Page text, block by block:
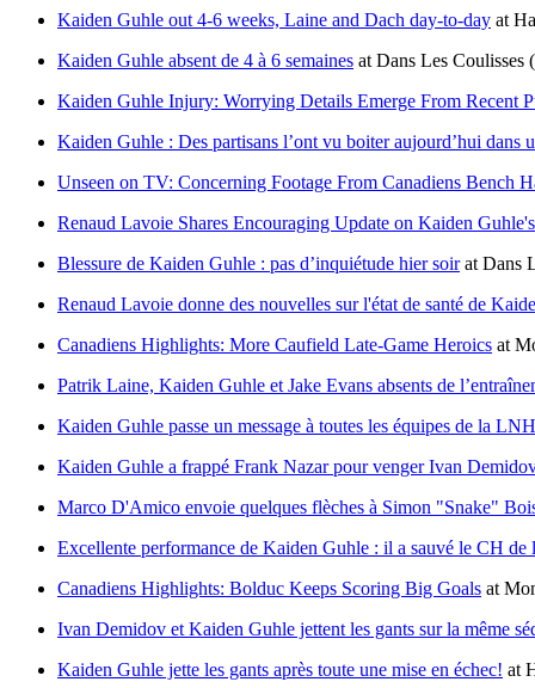
Kaiden Guhle out 4-6 weeks, Laine and Dach day-to-day at
Kaiden Guhle absent de 4 à 6 semaines at Dans Les Coulisses
Kaiden Guhle Injury: Worrying Details Emerge From Recent
Kaiden Guhle : Des partisans l’ont vu boiter aujourd’hui dans
Unseen on TV: Concerning Footage From Canadiens Bench
Renaud Lavoie Shares Encouraging Update on Kaiden
Blessure de Kaiden Guhle : pas d’inquiétude hier soirat Dans
Renaud Lavoie donne des nouvelles sur l'état de santé de
Canadiens Highlights: More Caufield Late-Game Heroics at
Patrik Laine, Kaiden Guhle et Jake Evans absents de
Kaiden Guhle passe un message à toutes les équipes de la LNH
Kaiden Guhle a frappé Frank Nazar pour venger Ivan
Marco D'Amico envoie quelques flèches à Simon "Snake"
Excellente performance de Kaiden Guhle : il a sauvé le CH de
Canadiens Highlights: Bolduc Keeps Scoring Big Goals at
Ivan Demidov et Kaiden Guhle jettent les gants sur la même
Kaiden Guhle jette les gants après toute une mise en échec! at